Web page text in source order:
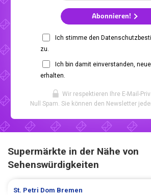
Abonnieren!
Ich stimme den
zu.
Ich bin damit einverstanden,
erhalten.
Wir respektieren Ihre E-Mail-
Null Spam. Sie können den Newsletter
Supermärkte in der Nähe von
Sehenswürdigkeiten
St. Petri Dom Bremen